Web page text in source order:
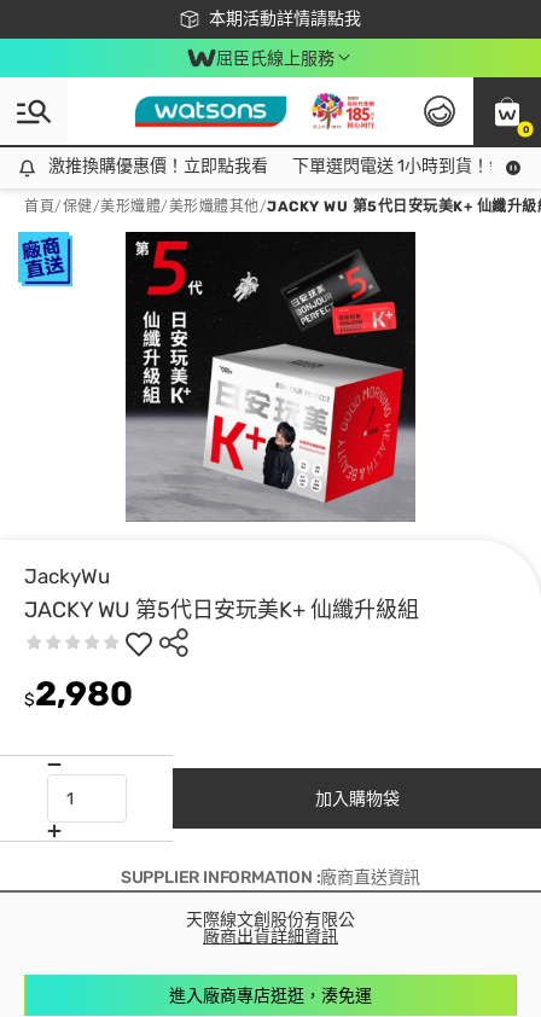
本期活動詳情請點我
下載app最高回饋$350
屈臣氏線上服務
0
激推換購優惠價！立即點我看
激推換購優惠價！立即點我看 下單選閃電送 1小時到貨！領神
首頁/保健/美形孅體/美形孅體其他/JACKY WU 第5代日安玩美K+ 仙纖升級
JackyWu
JACKY WU 第5代日安玩美K+ 仙纖升級組
$2,980
加入購物袋
SUPPLIER INFORMATION :廠商直送資訊
天際線文創股份有限公
廠商出貨詳細資訊
進入廠商專店逛逛，湊免運